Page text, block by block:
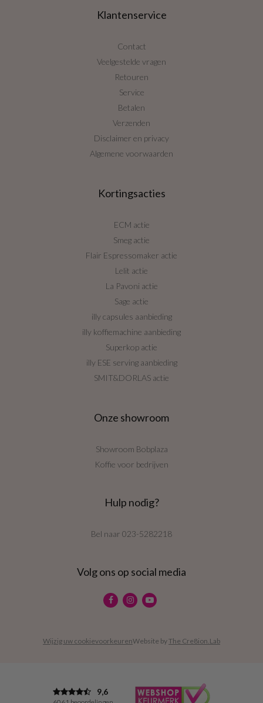
Klantenservice
Contact
Veelgestelde vragen
Retouren
Service
Betalen
Verzenden
Disclaimer en privacy
Algemene voorwaarden
Kortingsacties
ECM actie
Smeg actie
Flair Espressomaker actie
Lelit actie
La Pavoni actie
Sage actie
illy capsules aanbieding
illy koffiemachine aanbieding
Superkop actie
illy ESE serving aanbieding
SMIT&DORLAS actie
Onze showroom
Showroom Bobplaza
Koffie voor bedrijven
Hulp nodig?
Bel naar 023-5282218
Volg ons op social media
Wijzig uw cookievoorkeurenWebsite byThe Cre8ion.Lab
9,6